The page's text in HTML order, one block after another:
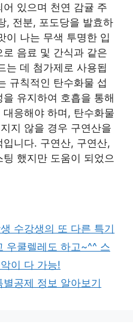
있으며 천연 감귤 주
, 전분, 포도당을 발효하
이 나는 무색 투명한 입
음료 및 간식과 같은
는 데 첨가제로 사용됩
규칙적인 탄수화물 섭
유지하여 호흡을 통해
응해야 하며, 탄수화물
지 않을 경우 구연산을
니다. 구연산, 구연산,
했지만 도움이 되었으
수강생의 또 다른 특기
우쿨렐레도 하고~^^ 스
이 다 가능!
공제 정보 알아보기